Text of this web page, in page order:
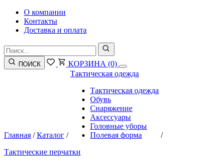
О компании
Контакты
Доставка и оплата
ПОИСК КОРЗИНА (0)
Главная /Каталог /
Тактическая одежда
Тактическая одежда
Обувь
Снаряжение
Аксессуары
Головные уборы
Полевая форма
/
Тактические перчатки